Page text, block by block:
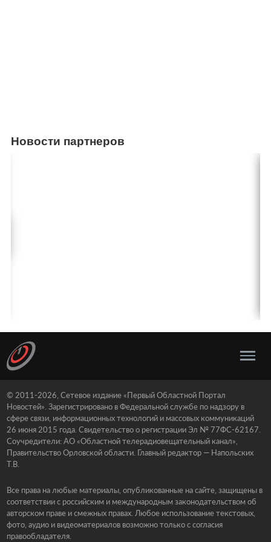
Новости партнеров
© 2011-2026, Сетевое издание «Первый Областной Портал
Новостей». Зарегистрировано в Федеральной службе по надзору в
сфере связи, информационных технологий и массовых коммуникаций
26 июня 2015 года. Свидетельство о регистрации Эл № 77ФС-62167.
Соучредители: АО «Областной телерадиовещательный канал»,
Правительство Орловской области. Главный редактор — Напольских
Т.В.
Все права на любые материалы, опубликованные на сайте, защищены в
соответствии с российским и международным законодательством об
авторском праве и смежных правах. Любое использование текстовых,
фото, аудио и видеоматериалов возможно только с согласия
правообладателя.